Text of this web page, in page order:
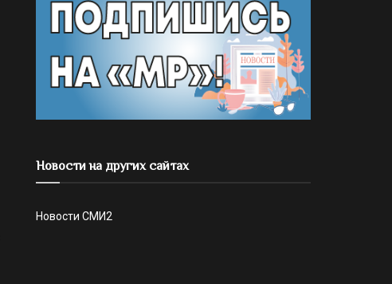
Новости на других сайтах
Новости СМИ2